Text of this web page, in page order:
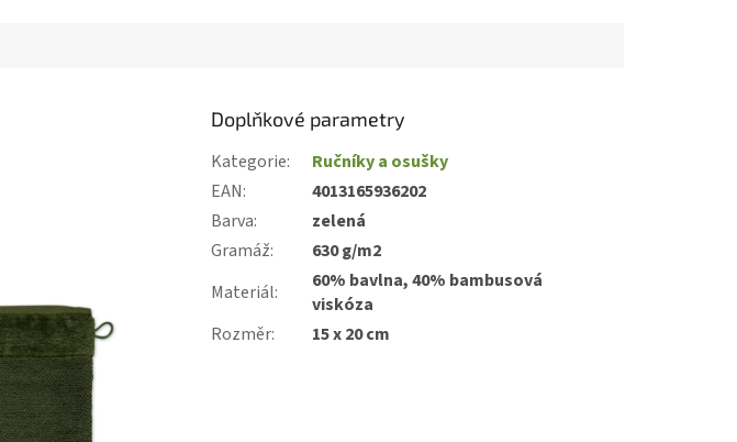
Doplňkové parametry
Kategorie:
Ručníky a osušky
EAN:
4013165936202
Barva:
zelená
Gramáž:
630 g/m2
Materiál:
60% bavlna, 40% bambusová
viskóza
Rozměr: 15 x 20 cm